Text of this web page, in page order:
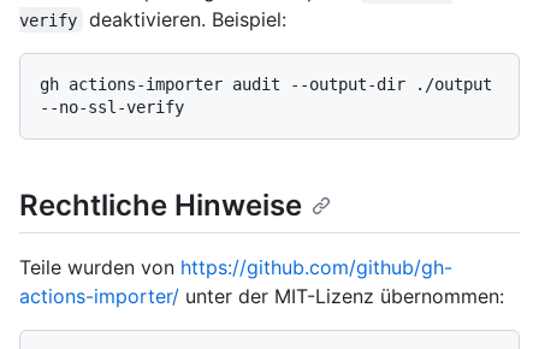
verify
deaktivieren. Beispiel:
gh actions-importer audit --output-dir ./output
Rechtliche Hinweise
Teile wurden von https://github.com/github/gh-
actions-importer/ unter der MIT-Lizenz übernommen: